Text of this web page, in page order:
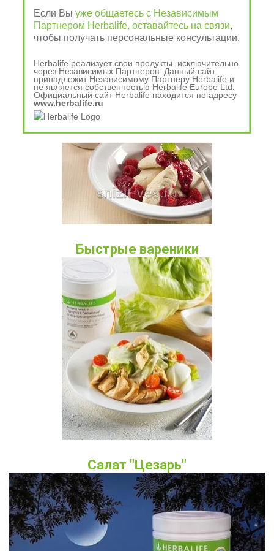
Шарлотка
Быстрые вареники
Салат "Цезарь"
Если Выуже общаетесь с Независимым
Партнером Herbalife, оставайтесь на связи,
чтобы получать персональные консультации.
Herbalife реализует свои продукты исключительно
через Независимых Партнеров. Данный сайт
принадлежит Независимому Партнеру Herbalife и
не является собственностью Herbalife Europe Ltd.
Официальный сайт Herbalife находится по адресу
www.herbalife.ru